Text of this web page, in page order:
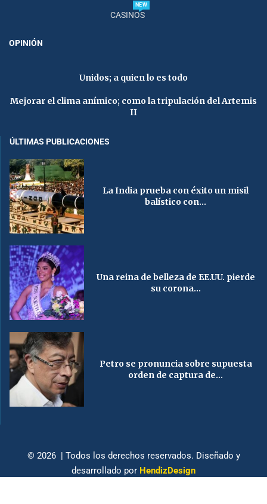
CASINOS
NEW
OPINIÓN
Unidos; a quien lo es todo
Mejorar el clima anímico; como la tripulación del Artemis
II
ÚLTIMAS PUBLICACIONES
La India prueba con éxito un misil
balístico con...
Una reina de belleza de EE.UU. pierde
su corona...
Petro se pronuncia sobre supuesta
orden de captura de...
© 2026 | Todos los derechos reservados. Diseñado y
desarrollado por HendizDesign